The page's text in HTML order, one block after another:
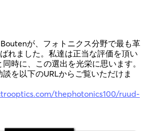
が、フォトニクス分野で最も革
れました。私達は正当な評価を頂い
時に、この選出を光栄に思います。
を以下のURLからご覧いただけま
thephotonics100/ruud-